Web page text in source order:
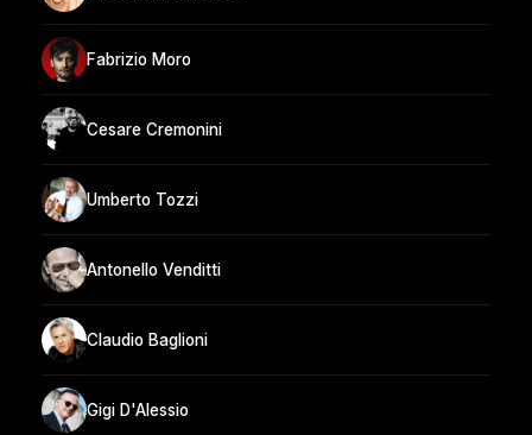
Fabrizio Moro
Cesare Cremonini
Umberto Tozzi
Antonello Venditti
Claudio Baglioni
Gigi D'Alessio